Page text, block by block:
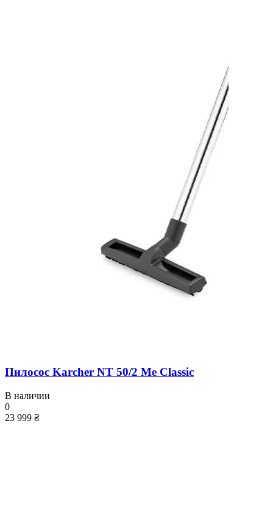
Пилосос Karcher NT 50/2 Me Classic
В наличии
0
23 999 ₴